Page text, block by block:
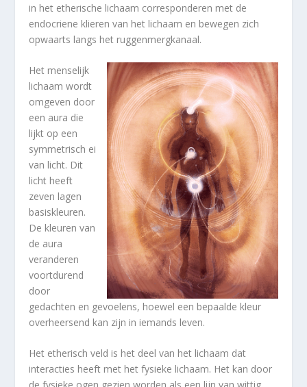
in het etherische lichaam corresponderen met de
endocriene klieren van het lichaam en bewegen zich
opwaarts langs het ruggenmergkanaal.
Het menselijk
lichaam wordt
omgeven door
een aura die
lijkt op een
symmetrisch ei
van licht. Dit
licht heeft
zeven lagen
basiskleuren.
De kleuren van
de aura
veranderen
voortdurend
door
gedachten en gevoelens, hoewel een bepaalde kleur
overheersend kan zijn in iemands leven.
Het etherisch veld is het deel van het lichaam dat
interacties heeft met het fysieke lichaam. Het kan door